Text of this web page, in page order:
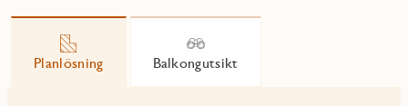
Planlösning Balkongutsikt